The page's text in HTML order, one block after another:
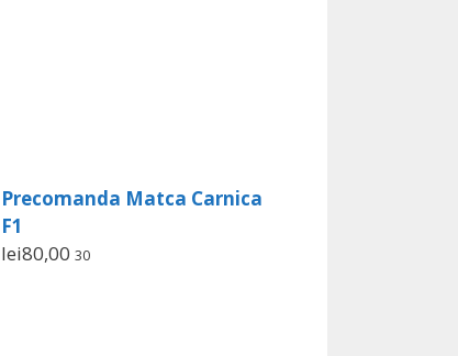
Precomanda Matca Carnica
F1
lei80,00 30